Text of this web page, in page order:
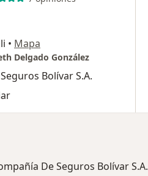
• Mapa
Delgado González
Bolívar S.A.
De Seguros Bolívar S.A.